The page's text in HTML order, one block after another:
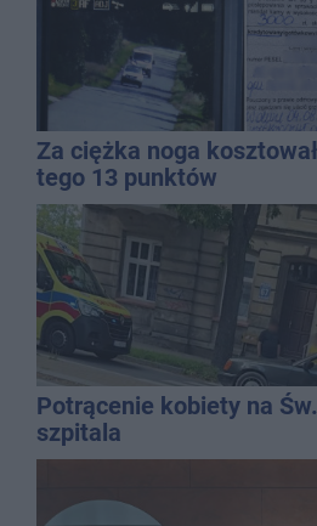
Za ciężka noga
tego 13 punktów
Potrącenie kobiety na
szpitala